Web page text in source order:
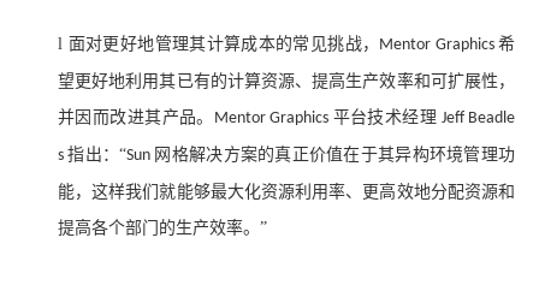
l 面对更好地管理其计算成本的常见挑战， Mentor Graphics希
望更好地利用其已有的计算资源、提高生产效率和可扩展性，
并因而改进其产品。 Mentor Graphics 平台技术经理 Jeff Beadle
s指出：“Sun 网格解决方案的真正价值在于其异构环境管理功
能，这样我们就能够最大化资源利用率、更高效地分配资源和
提高各个部门的生产效率。”